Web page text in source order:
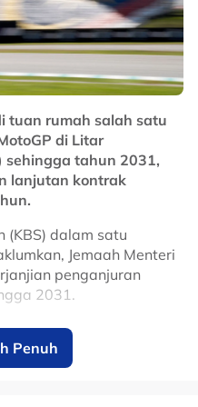
cabaran kelab di
tuan rumah salah satu
di Litar
sehingga tahun 2031,
lanjutan kontrak
(KBS) dalam satu
Jemaah Menteri
penganjuran
2031.
terus kekal dalam
kedudukan
dalam kejuaraan
Penuh